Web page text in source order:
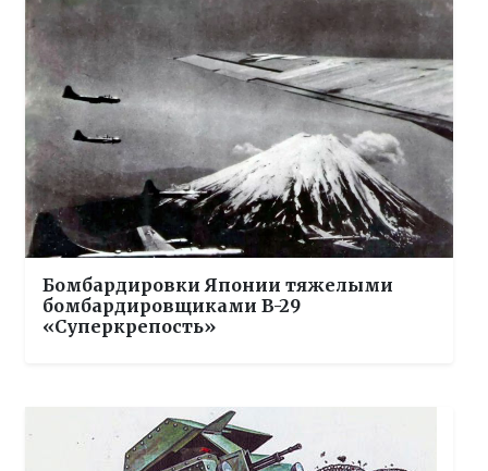
Бомбардировки Японии тяжелыми
бомбардировщиками B-29
«Суперкрепость»